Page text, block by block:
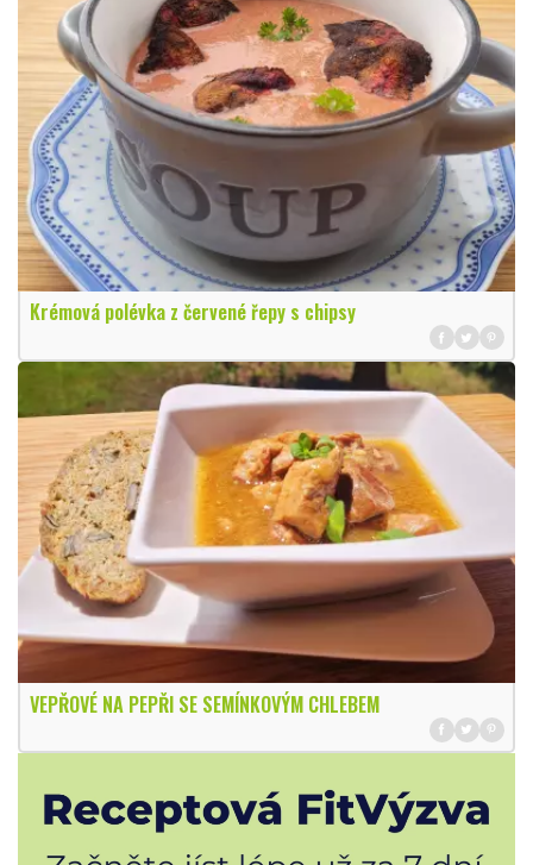
Krémová polévka z červené řepy s chipsy
VEPŘOVÉ NA PEPŘI SE SEMÍNKOVÝM CHLEBEM